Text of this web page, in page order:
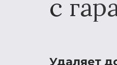
с
Удаляет